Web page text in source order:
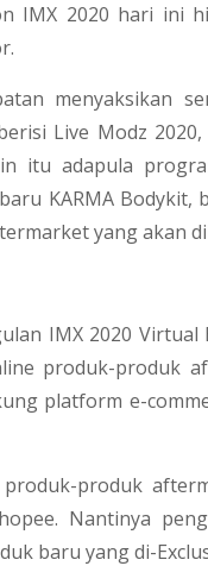
IMX 2020 hari ini
menyaksikan
Live Modz
itu adapula
KARMA
yang akan
IMX 2020
produk-produk
platform e-
produk
Nantinya
baru yang di-